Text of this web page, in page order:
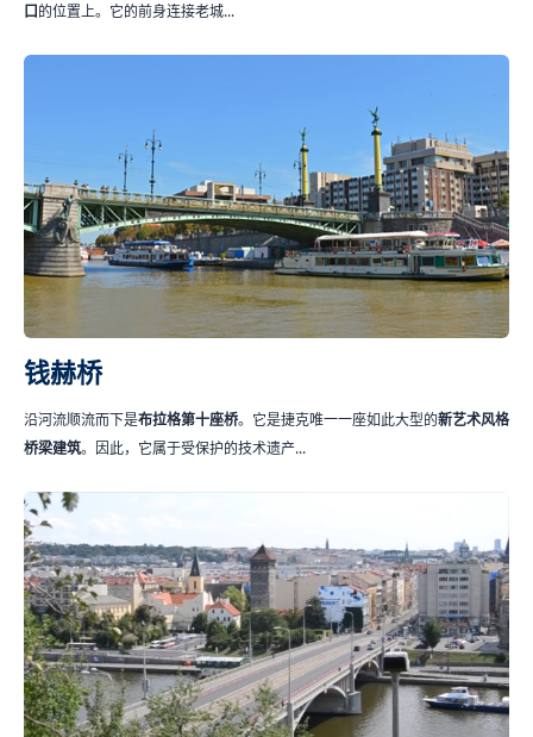
口的位置上。它的前身连接老城...
钱赫桥
沿河流顺流而下是布拉格第十座桥。它是捷克唯一一座如此大型的新艺术风格
桥梁建筑。因此，它属于受保护的技术遗产...